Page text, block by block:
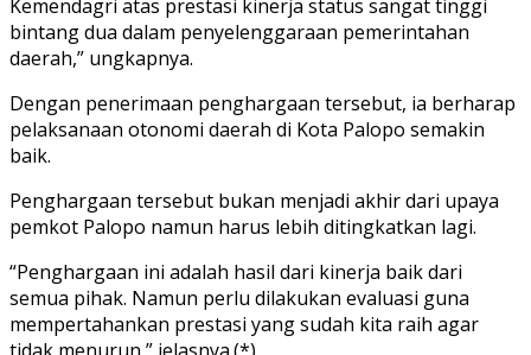
Kemendagri atas prestasi kinerja status sangat tinggi
bintang dua dalam penyelenggaraan pemerintahan
daerah,” ungkapnya.
Dengan penerimaan penghargaan tersebut, ia berharap
pelaksanaan otonomi daerah di Kota Palopo semakin
baik.
Penghargaan tersebut bukan menjadi akhir dari upaya
pemkot Palopo namun harus lebih ditingkatkan lagi.
“Penghargaan ini adalah hasil dari kinerja baik dari
semua pihak. Namun perlu dilakukan evaluasi guna
mempertahankan prestasi yang sudah kita raih agar